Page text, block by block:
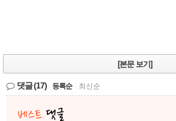
[본문 보기]
댓글(17) 등록순 최신순